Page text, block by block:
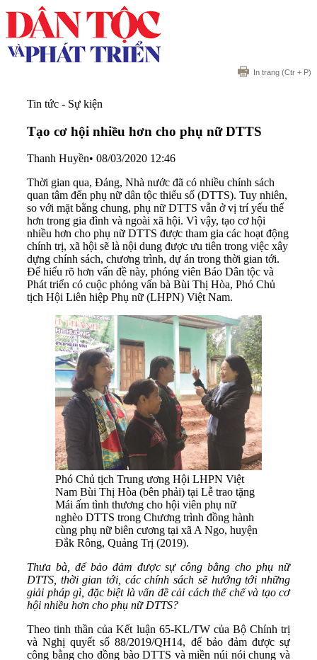
In trang (Ctr + P)
Tin tức - Sự kiện
Tạo cơ hội nhiều hơn cho phụ nữ DTTS
Thanh Huyền• 08/03/2020 12:46
Thời gian qua, Đảng, Nhà nước đã có nhiều chính sách
quan tâm đến phụ nữ dân tộc thiểu số (DTTS). Tuy nhiên,
so với mặt bằng chung, phụ nữ DTTS vẫn ở vị trí yếu thế
hơn trong gia đình và ngoài xã hội. Vì vậy, tạo cơ hội
nhiều hơn cho phụ nữ DTTS được tham gia các hoạt động
chính trị, xã hội sẽ là nội dung được ưu tiên trong việc xây
dựng chính sách, chương trình, dự án trong thời gian tới.
Để hiểu rõ hơn vấn đề này, phóng viên Báo Dân tộc và
Phát triển có cuộc phỏng vấn bà Bùi Thị Hòa, Phó Chủ
tịch Hội Liên hiệp Phụ nữ (LHPN) Việt Nam.
Phó Chủ tịch Trung ương Hội LHPN Việt
Nam Bùi Thị Hòa (bên phải) tại Lễ trao tặng
Mái ấm tình thương cho hội viên phụ nữ
nghèo DTTS trong Chương trình đồng hành
cùng phụ nữ biên cương tại xã A Ngo, huyện
Đắk Rông, Quảng Trị (2019).
Thưa bà, để bảo đảm được sự công bằng cho phụ nữ
DTTS, thời gian tới, các chính sách sẽ hướng tới những
giải pháp gì, đặc biệt là vấn đề cải cách thể chế và tạo cơ
hội nhiều hơn cho phụ nữ DTTS?
Theo tinh thần của Kết luận 65-KL/TW của Bộ Chính trị
và Nghị quyết số 88/2019/QH14, để bảo đảm được sự
công bằng cho đồng bào DTTS và miền núi nói chung và